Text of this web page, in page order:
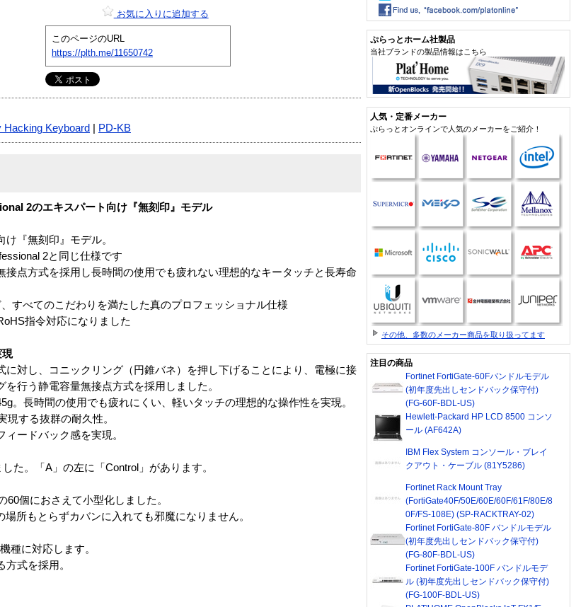
お気に入りに追加する
このページのURL
https://plth.me/11650742
Hacking Keyboard PD-KB
2のエキスパート向け『無刻印』モデル
『無刻印』モデル。
2と同じ仕様です
接点方式を採用し長時間の使用でも疲れない理想的なキータッチと長寿命
すべてのこだわりを満たした真のプロフェッショナル仕様
指令対応になりました
現
対し、コニックリング（円錐バネ）を押し下げることにより、電極に接
行う静電容量無接点方式を採用しました。
。長時間の使用でも疲れにくい、軽いタッチの理想的な操作性を実現。
現する抜群の耐久性。
ードバック感を実現。
た。「A」の左に「Control」があります。
個におさえて小型化しました。
所もとらずカバンに入れても邪魔になりません。
種に対応します。
式を採用。
ぷらっとホーム社製品
当社ブランドの製品情報はこちら
人気・定番メーカー
ぷらっとオンラインで人気のメーカーをご紹介！
その他、多数のメーカー商品を取り扱ってます
注目の商品
Fortinet FortiGate-60Fバンドルモデル
(初年度先出しセンドバック保守付)
(FG-60F-BDL-US)
Hewlett-Packard HP LCD 8500 コンソ
ール (AF642A)
IBM Flex System コンソール・ブレイ
クアウト・ケーブル (81Y5286)
Fortinet Rack Mount Tray
(FortiGate40F/50E/60E/60F/61F/80E/8
0F/FS-108E) (SP-RACKTRAY-02)
Fortinet FortiGate-80F バンドルモデル
(初年度先出しセンドバック保守付)
(FG-80F-BDL-US)
Fortinet FortiGate-100F バンドルモデ
ル (初年度先出しセンドバック保守付)
(FG-100F-BDL-US)